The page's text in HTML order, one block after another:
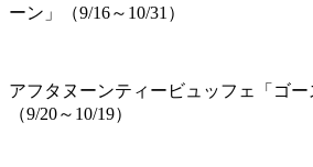
ーン」（9/16～10/31）
アフタヌーンティービュッフェ「ゴー
（9/20～10/19）